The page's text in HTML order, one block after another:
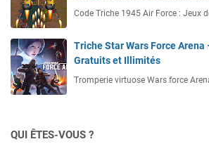
Code Triche 1945 Air Force : Jeux
Triche Star Wars Force
Gratuits et Illimités
Tromperie virtuose Wars force
QUI ÊTES-VOUS ?